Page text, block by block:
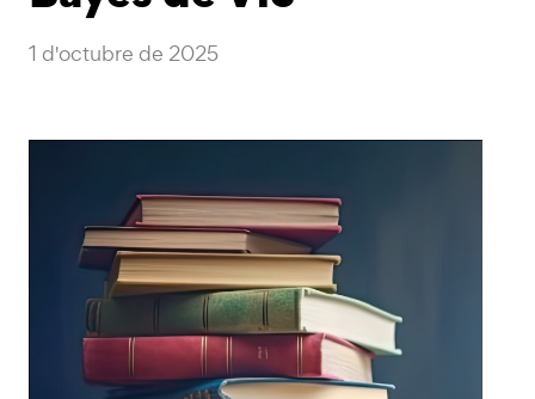
1 d'octubre de 2025